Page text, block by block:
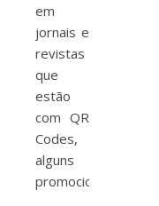
em
jornais e
revistas
que
estão
com QR
Codes,
alguns
promocionais.